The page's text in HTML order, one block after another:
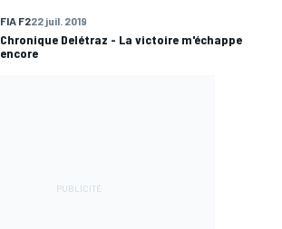
FIA F222 juil. 2019
Chronique Delétraz - La victoire m'échappe
encore